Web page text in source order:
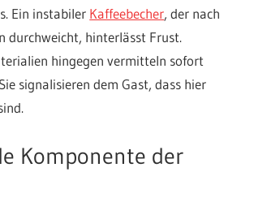
Ein instabiler Kaffeebecher, der nach
durchweicht, hinterlässt Frust.
hingegen vermitteln sofort
signalisieren dem Gast, dass hier
Komponente der